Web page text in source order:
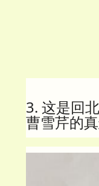
3. 这是回
曹雪芹的